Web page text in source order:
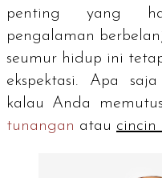
penting yang
pengalaman
seumur hidup ini
ekspektasi. Apa
kalau Anda
tunangan atau cincin